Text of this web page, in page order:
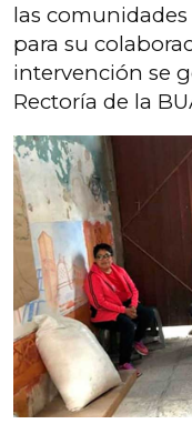
las comunidades
para su
intervención se
Rectoría de la